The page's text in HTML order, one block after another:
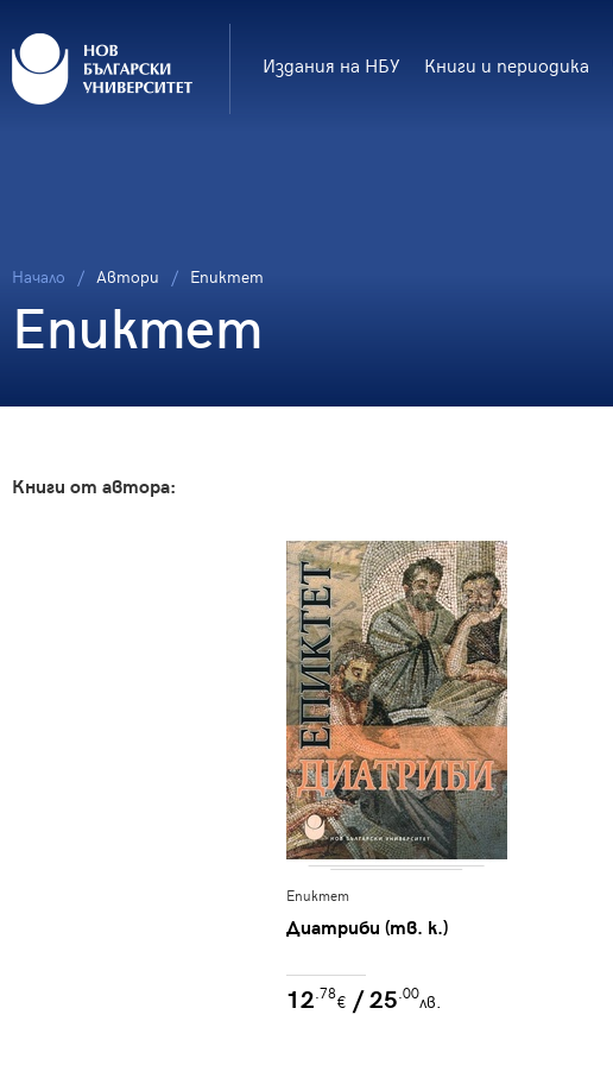
Издания на НБУ Книги и периодика
Начало Автори Епиктет
Епиктет
Книги от автора:
Епиктет
Диатриби (тв. к.)
12 .78€ / 25 .00лв.